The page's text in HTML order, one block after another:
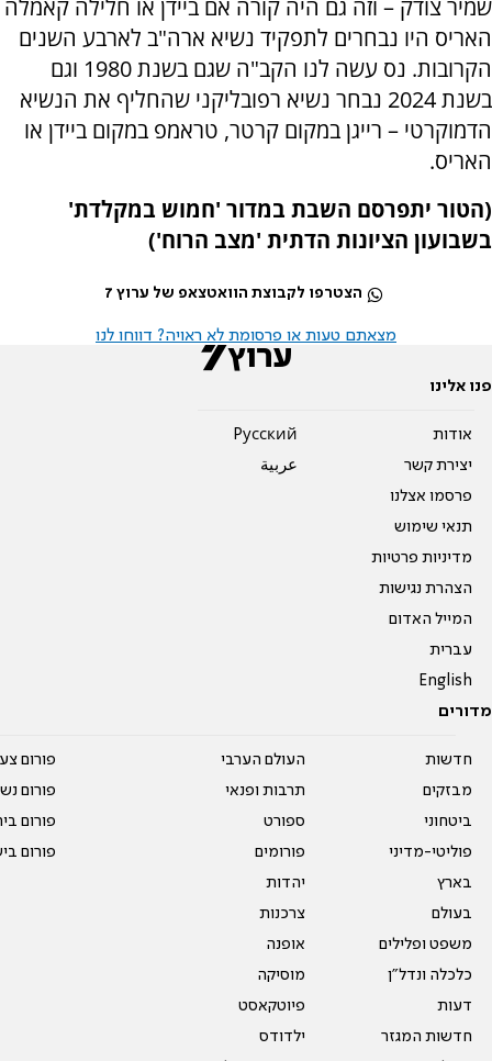
שמיר צודק – וזה גם היה קורה אם ביידן או חלילה קאמלה
האריס היו נבחרים לתפקיד נשיא ארה"ב לארבע השנים
הקרובות. נס עשה לנו הקב"ה שגם בשנת 1980 וגם
בשנת 2024 נבחר נשיא רפובליקני שהחליף את הנשיא
הדמוקרטי – רייגן במקום קרטר, טראמפ במקום ביידן או
האריס.
(הטור יתפרסם השבת במדור 'חמוש במקלדת'
בשבועון הציונות הדתית 'מצב הרוח')
הצטרפו לקבוצת הוואטצאפ של ערוץ 7
מצאתם טעות או פרסומת לא ראויה? דווחו לנו
פנו אלינו
אודות
יצירת קשר
פרסמו אצלנו
תנאי שימוש
מדיניות פרטיות
הצהרת נגישות
המייל האדום
עברית
English
Pусский
عربية
מדורים
חדשות
מבזקים
ביטחוני
פוליטי-מדיני
בארץ
בעולם
משפט ופלילים
כלכלה ונדל"ן
דעות
חדשות המגזר
העולם הערבי
תרבות ופנאי
ספורט
פורומים
יהדות
צרכנות
אופנה
מוסיקה
פיוטקאסט
ילדודס
פורום
פורום
פורום
פורום